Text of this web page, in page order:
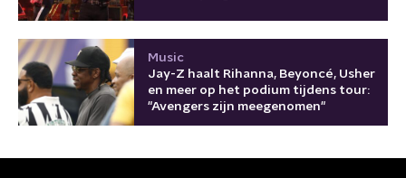
Music
Jay-Z haalt Rihanna, Beyoncé, Usher
en meer op het podium tijdens tour:
"Avengers zijn meegenomen"